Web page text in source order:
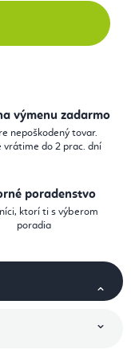
výmenu zadarmo
nepoškodený tovar.
vrátime do 2 prac. dní
poradenstvo
ktorí ti s výberom
poradia